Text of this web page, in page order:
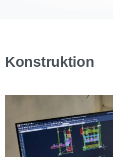
Konstruktion